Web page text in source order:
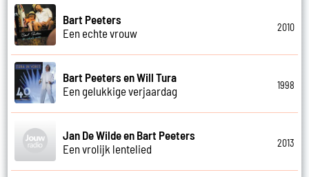
Bart Peeters
Een echte vrouw
2010
Bart Peeters en Will Tura
Een gelukkige verjaardag
1998
Jan De Wilde en Bart Peeters
Een vrolijk lentelied
2013